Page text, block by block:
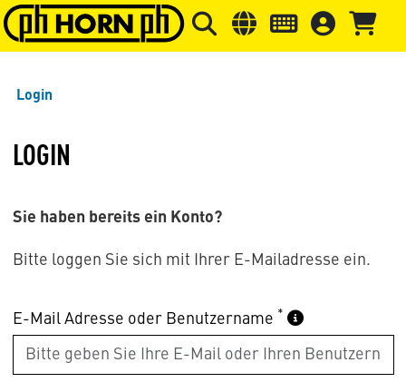
Springe zu Hauptinhalt Springe zum Header Springe
Login
LOGIN
Sie haben bereits ein Konto?
Bitte loggen Sie sich mit Ihrer E-Mailadresse ein.
E-Mail Adresse oder Benutzername *